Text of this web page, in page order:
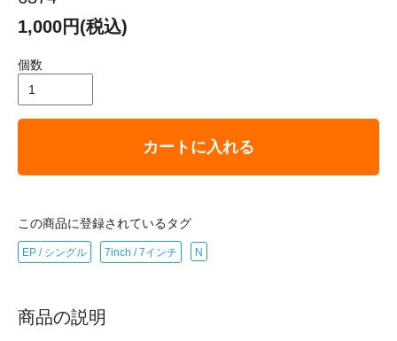
1,000円(税込)
個数
カートに入れる
この商品に登録されているタグ
EP / シングル 7inch / 7インチ N
商品の説明